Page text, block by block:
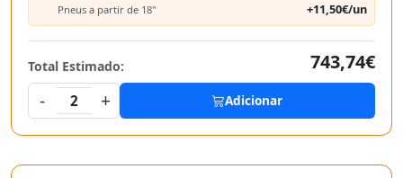
Pneus a partir de 18" +11,50€/un
Total Estimado:
743,74€
-
2 + Adicionar